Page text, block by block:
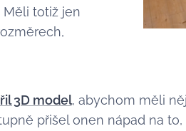
Měli totiž jen
3D model, abychom měli
přišel onen nápad na to,